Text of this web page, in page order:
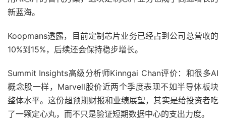
新蓝海。
Koopmans透露，目前定制芯片业务已经占到公司总营收的
10%到15%，后续还会保持稳步增长。
Summit Insights高级分析师Kinngai Chan评价：和很多AI
概念股一样，Marvell股价近两个季度表现不如半导体板块
整体水平。这份超预期财报和业绩展望，其实是给投资者吃
了一颗定心丸，而不只是验证短期数据中心的支出力度。